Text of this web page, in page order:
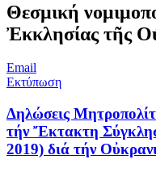
Θεσμική
Ἐκκλησίας τῆς
Email
Εκτύπωση
Δηλώσεις
τήν Ἔκτακτη
2019) διά τήν